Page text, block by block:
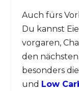
Auch fürs
Du kannst
vorgaren,
den
besonders
und Low